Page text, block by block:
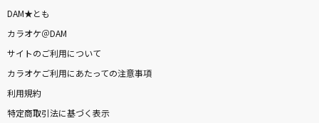
DAM★とも
カラオケ＠DAM
サイトのご利用について
カラオケご利用にあたっての注意事項
利用規約
特定商取引法に基づく表示